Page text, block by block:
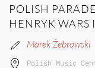
POLISH
HENRYK WARS
Marek Żebrowski
Polish Music